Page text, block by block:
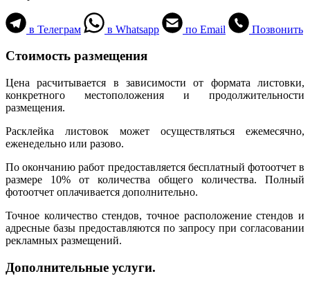
в Телеграм в Whatsapp по Email Позвонить
Стоимость размещения
Цена расчитывается в зависимости от формата листовки,
конкретного местоположения и продолжительности
размещения.
Расклейка листовок может осуществляться ежемесячно,
еженедельно или разово.
По окончанию работ предоставляется бесплатный фотоотчет в
размере 10% от количества общего количества. Полный
фотоотчет оплачивается дополнительно.
Точное количество стендов, точное расположение стендов и
адресные базы предоставляются по запросу при согласовании
рекламных размещений.
Дополнительные услуги.